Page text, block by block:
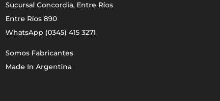
Sucursal Concordia, Entre Ríos
Entre Ríos 890
WhatsApp (0345) 415 3271
Somos Fabricantes
Made In Argentina